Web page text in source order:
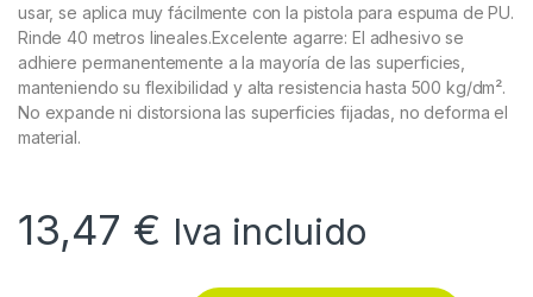
usar, se aplica muy fácilmente con la pistola para espuma de PU.
Rinde 40 metros lineales.Excelente agarre: El adhesivo se
adhiere permanentemente a la mayoría de las superficies,
manteniendo su flexibilidad y alta resistencia hasta 500 kg/dm².
No expande ni distorsiona las superficies fijadas, no deforma el
material.
13,47 € Iva incluido